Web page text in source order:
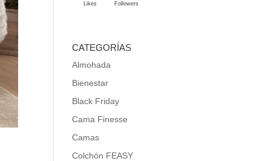
Likes Followers
CATEGORÍAS
Almohada
Bienestar
Black Friday
Cama Finesse
Camas
Colchón FEASY